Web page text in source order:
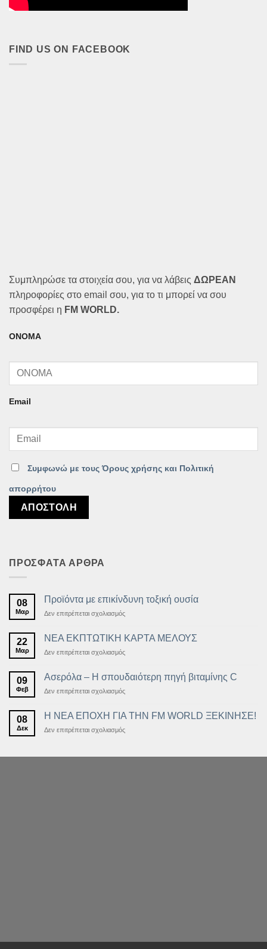
FIND US ON FACEBOOK
Συμπληρώσε τα στοιχεία σου, για να λάβεις ΔΩΡΕΑΝ
πληροφορίες στο email σου, για το τι μπορεί να σου
προσφέρει η FM WORLD.
ΟΝΟΜΑ
Email
Συμφωνώ με τους Όρους χρήσης και Πολιτική
απορρήτου
ΠΡΟΣΦΑΤΑ ΑΡΘΡΑ
08
Μαρ
Προϊόντα με επικίνδυνη τοξική ουσία
Δεν επιτρέπεται σχολιασμόςστο
με
επικίνδυνη
τοξική
22
Μαρ
ΝΕΑ ΕΚΠΤΩΤΙΚΗ ΚΑΡΤΑ ΜΕΛΟΥΣ
Δεν επιτρέπεται σχολιασμόςστο
ΕΚΠΤΩΤΙΚΗ
ΚΑΡΤΑ
ΜΕΛΟΥΣ
09
Φεβ
Ασερόλα – Η σπουδαιότερη πηγή βιταμίνης C
Δεν επιτρέπεται σχολιασμόςστο
Η
σπουδαιότερη
08
Δεκ
Η ΝΕΑ ΕΠΟΧΗ ΓΙΑ ΤΗΝ FM WORLD ΞΕΚΙΝΗΣΕ!
Δεν επιτρέπεται σχολιασμόςστο